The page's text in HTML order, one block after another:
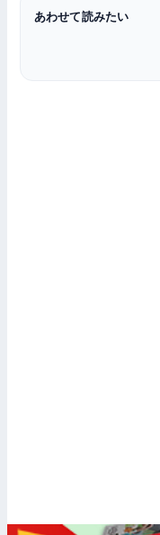
あわせて読みたい
グラフィックボード
グラフィックボード